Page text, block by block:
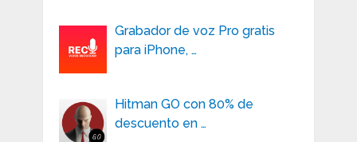
Grabador de voz Pro gratis
para iPhone, …
Hitman GO con 80% de
descuento en …